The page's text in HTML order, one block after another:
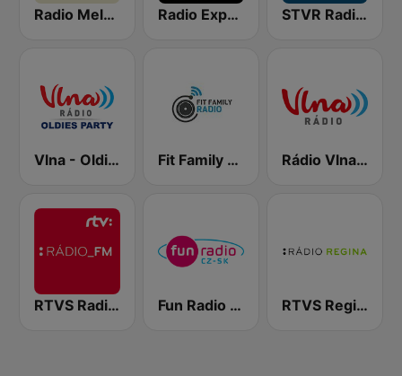
Radio Melody Radio Expres STVR Radio Slovensko
Vlna - Oldies party Fit Family Radio Rádio Vlna - Golden Hits
RTVS Radio FM Fun Radio Czechoslovakia RTVS Regina Vychod